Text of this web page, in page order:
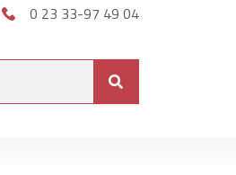
0 23 33-97 49 04